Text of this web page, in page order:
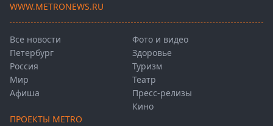
WWW.METRONEWS.RU
Все новости
Петербург
Россия
Мир
Афиша
Фото и видео
Здоровье
Туризм
Театр
Пресс-релизы
Кино
ПРОЕКТЫ METRO